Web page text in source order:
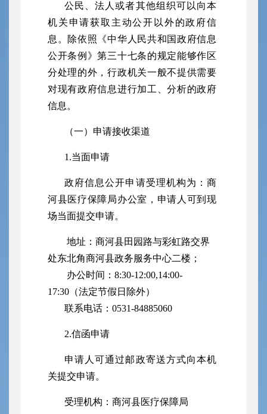
公民、法人或者其他组织可以向本
机关申请获取主动公开以外的政府信
息。除依照《中华人民共和国政府信息
公开条例》第三十七条的规定能够作区
分处理的外，行政机关一般不提供需要
对现有政府信息进行加工、分析的政府
信息。
（一）申请接收渠道
1.当面申请
政府信息公开申请受理机构为：商
河县医疗保障局办公室，申请人可到现
场当面提交申请。
地址： 商河县田园路与彩虹路交界
处东北角商河县政务服务中心二楼；
办公时间： 8:30-12:00,14:00-
17:30（法定节假日除外）
联系电话： 0531-84885060
2.信函申请
申请人可通过邮政寄送方式向本机
关提交申请。
受理机构：商河县医疗保障局